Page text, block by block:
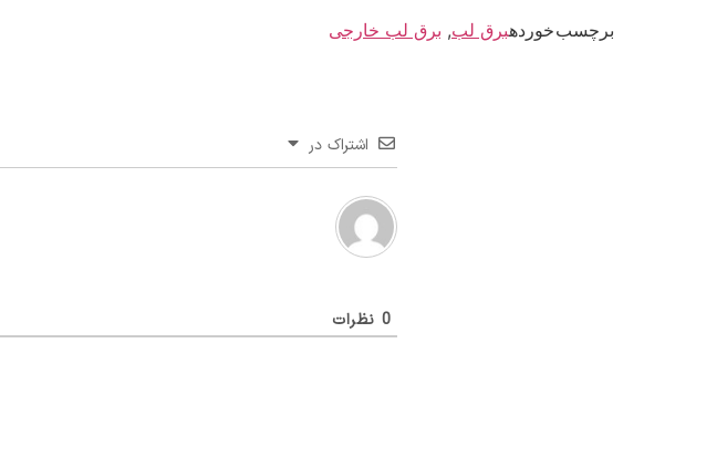
برچسب خوردهبرق لب, برق لب خارجی
اشتراک در
0 نظرات